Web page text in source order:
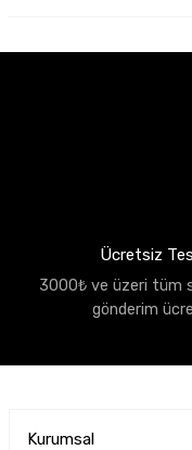
Ücretsiz
3000₺ ve üzeri tüm
gönderim
Kurumsal